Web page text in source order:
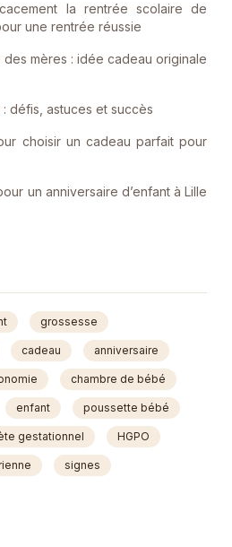
la rentrée scolaire de
une rentrée réussie
mères : idée cadeau originale
défis, astuces et succès
choisir un cadeau parfait pour
un anniversaire d’enfant à Lille
grossesse
cadeau anniversaire
chambre de bébé
enfant poussette bébé
gestationnel HGPO
signes